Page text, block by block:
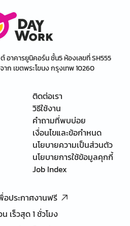
ต์ อาคารยูนิคอร์น ชั้น5 ห้องเลขที่ SH555
ก เขตพระโขนง กรุงเทพ 10260
ติดต่อเรา
วิธีใช้งาน
คำถามที่พบบ่อย
เงื่อนไขและข้อกำหนด
นโยบายความเป็นส่วนตัว
นโยบายการใช้ข้อมูลคุกกี้
Job Index
อประกาศงานฟรี
เร็วสุด 1 ชั่วโมง